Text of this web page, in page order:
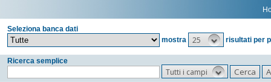
Seleziona banca dati
mostra
25 risultati per
Ricerca semplice
Tutti i campi